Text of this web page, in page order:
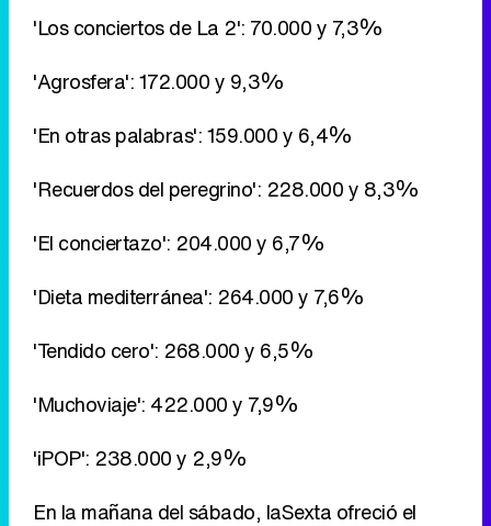
'Recuerdos del peregrino': 228.000 y 8,3%
'El conciertazo': 204.000 y 6,7%
'Dieta mediterránea': 264.000 y 7,6%
'Tendido cero': 268.000 y 6,5%
'Muchoviaje': 422.000 y 7,9%
'iPOP': 238.000 y 2,9%
En la mañana del sábado, laSexta ofreció el
partido por la medalla de bronce entre Estados
Unidos y Argentina, que se decantó a favor del
Team USA. Logró un buen 13,5% de share.
'Sport Center MundoBasket': 75.000 y 6,1%